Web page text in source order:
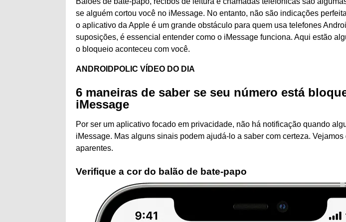
se alguém cortou você no iMessage. No entanto, não são indicações
o aplicativo da Apple é um grande obstáculo para quem usa telefones
suposições, é essencial entender como o iMessage funciona. Aqui estão
o bloqueio aconteceu com você.
ANDROIDPOLIC VÍDEO DO DIA
6 maneiras de saber se seu número está
iMessage
Por ser um aplicativo focado em privacidade, não há notificação quando
iMessage. Mas alguns sinais podem ajudá-lo a saber com certeza.
aparentes.
Verifique a cor do balão de bate-papo